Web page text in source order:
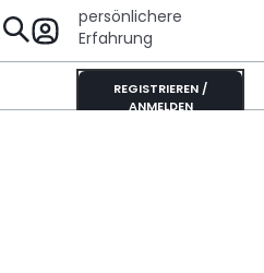
persönlichere
Erfahrung
REGISTRIEREN /
ANMELDEN